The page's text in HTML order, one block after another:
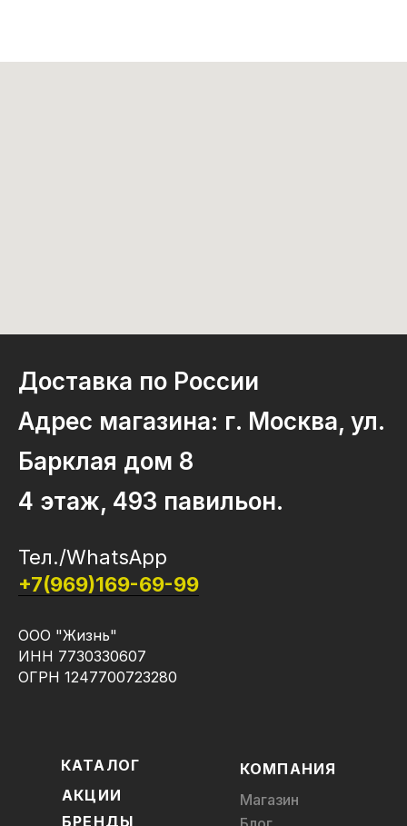
Доставка по России
Адрес магазина: г. Москва, ул.
Барклая дом 8
4 этаж, 493 павильон.
Тел./WhatsApp
+7(969)169-69-99
ООО "Жизнь"
ИНН 7730330607
ОГРН 1247700723280
КАТАЛОГ
БРЕНДЫ
АКЦИИ
Магазин
КОМПАНИЯ